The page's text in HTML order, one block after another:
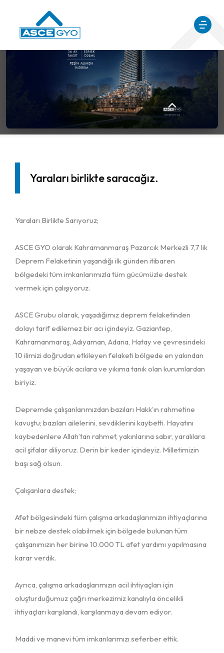
Medya Detayları
Medya Detayları
Yaraları birlikte saracağız.
Yaraları Birlikte Sarıyoruz;
ASCE GYO olarak Kahramanmaraş Pazarcık Merkezli 7,7 lik
Deprem Felaketinin yaşandığı ilk günden itibaren
bölgedeki tüm imkanlarımızla tüm gücümüzle destek
vermek için çalışıyoruz.
ASCE Grubu olarak, yaşadığımız deprem felaketinden
dolayı tarif edilemez bir acı içindeyiz. Gaziantep,
Kahramanmaraş, Adıyaman, Adana, Hatay ve çevresindeki
10 ilimizi doğrudan etkileyen felaketi bölgede en yakından
yaşayan ve büyük acılara ve yıkıma tanık olan kurumlardan
biriyiz.
Depremde çalışanlarımızdan bazıları Hakk’ın rahmetine
kavuştu; bazıları ailelerini, sevdiklerini kaybetti. Hayatını
kaybedenlere Allah’tan rahmet, yakınlarına sabır, yaralılara
acil şifalar diliyoruz. Derin bir keder içindeyiz. Milletimizin
başı sağ olsun.
Çalışanlara destek;
Afet bölgesindeki tüm çalışma arkadaşlarımızın ihtiyaçlarına
bir nebze destek olabilmek için bölgede bulunan tüm
çalışanımızın her birine 10.000 TL afet yardımı yapılmasına
karar verdik.
Ayrıca, çalışma arkadaşlarımızın acil ihtiyaçları için
oluşturduğumuz çağrı merkezimiz kanalıyla öncelikli
ihtiyaçları karşılandı, karşılanmaya devam ediyor.
Maddi ve manevi tüm imkanlarımızı seferber ettik.